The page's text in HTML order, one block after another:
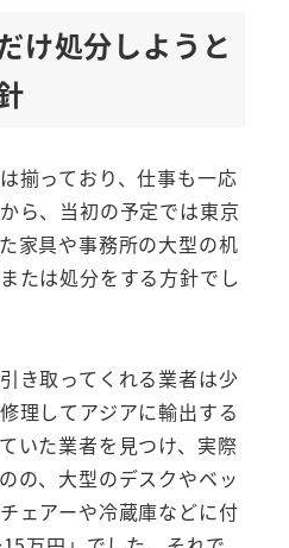
け処分しようと
揃っており、仕事も一応
ら、当初の予定では東京
家具や事務所の大型の机
たは処分をする方針でし
き取ってくれる業者は少
理してアジアに輸出する
いた業者を見つけ、実際
の、大型のデスクやベッ
ェアーや冷蔵庫などに付